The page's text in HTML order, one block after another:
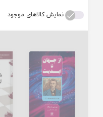
نمایش کالاهای موجود